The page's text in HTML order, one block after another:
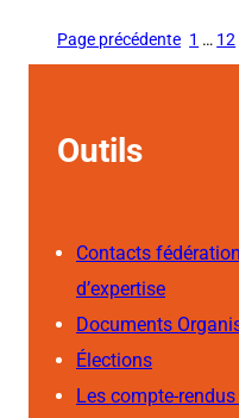
Page précédente 1 … 12
Outils
Contacts
d’expertise
Documents
Élections
Les compte-